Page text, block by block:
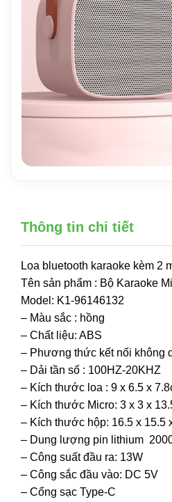
Thông tin chi tiết
Loa bluetooth karaoke kèm 2
Tên sản phẩm : Bộ Karaoke
Model: K1-96146132
– Màu sắc : hồng
– Chất liệu: ABS
– Phương thức kết nối không
– Dải tần số : 100HZ-20KHZ
– Kích thước loa : 9 x 6.5 x
– Kích thước Micro: 3 x 3 x
– Kích thước hộp: 16.5 x 15.5
– Dung lượng pin lithium
– Công suất đầu ra: 13W
– Công sắc đầu vào: DC 5V
– Cổng sạc Type-C